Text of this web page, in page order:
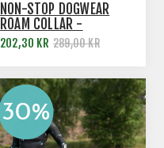
NON-STOP DOGWEAR
ROAM COLLAR -
HALSBAND MED
KLICKSPÄNNE
202,30 KR 289,00 KR